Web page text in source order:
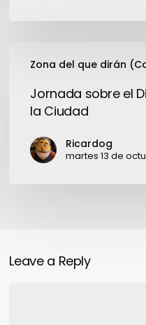
Zona del que dirán
sobre
Distrito
Tecnológico
Jornada sobre el
la Ciudad
Ricardog
martes 13 de
Leave a Reply